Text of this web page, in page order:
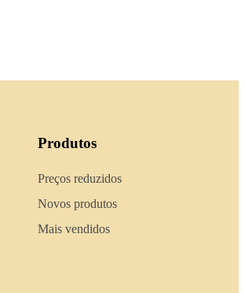
Produtos
Preços reduzidos
Novos produtos
Mais vendidos